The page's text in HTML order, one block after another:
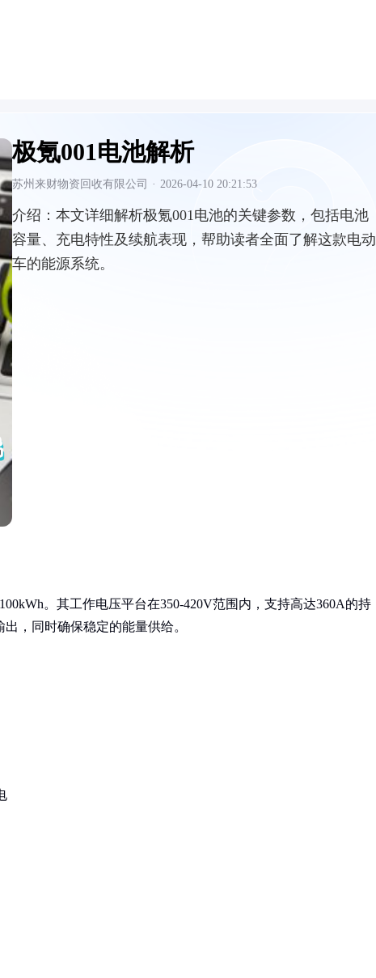
极氪001电池解析
苏州来财物资回收有限公司 · 2026-04-10 20:21:53
介绍： 本文详细解析极氪001电池的关键参数，包括电池
容量、充电特性及续航表现，帮助读者全面了解这款电动
车的能源系统。
。其工作电压平台在350-420V范围内，支持高达360A的持
，同时确保稳定的能量供给。